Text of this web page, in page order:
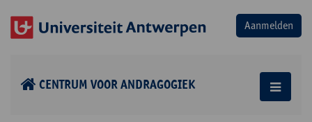
CENTRUM VOOR ANDRAGOGIEK